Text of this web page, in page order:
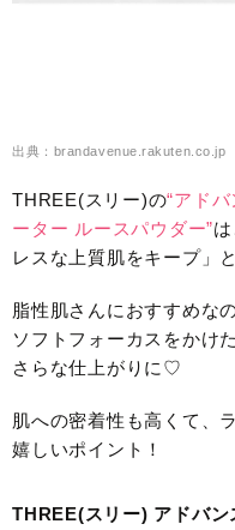
出典：brandavenue.rakuten.co.jp
THREE(スリー)の“アド
ーター ルースパウダー”
レスな上質肌をキープ」
脂性肌さんにおすすめな
ソフトフォーカスをかけ
さらな仕上がりに♡
肌への密着性も高くて、
嬉しいポイント！
THREE(スリー) アドバ